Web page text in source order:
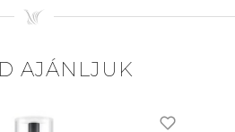
AJÁNLJUK